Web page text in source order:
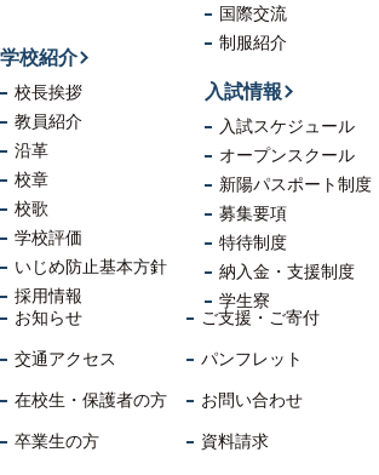
国際交流
制服紹介
学校紹介
校長挨拶
教員紹介
沿革
校章
校歌
学校評価
いじめ防止基本方針
採用情報
入試情報
入試スケジュール
オープンスクール
新陽パスポート制度
募集要項
特待制度
納入金・支援制度
学生寮
お知らせ
交通アクセス
在校生・保護者の方
卒業生の方
ご支援・ご寄付
パンフレット
お問い合わせ
資料請求